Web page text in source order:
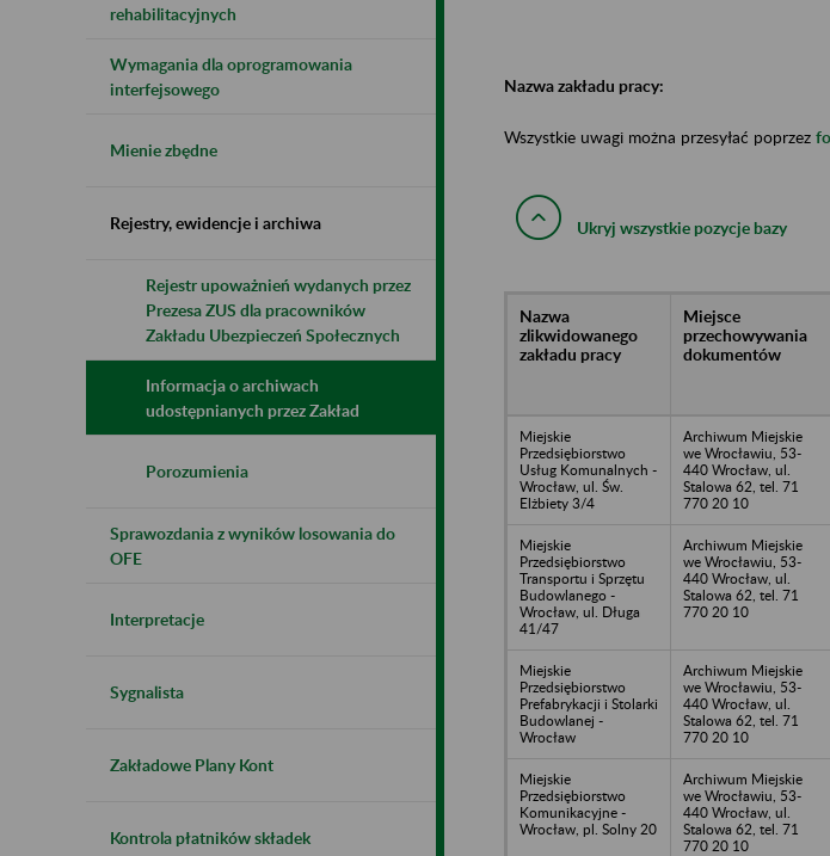
rehabilitacyjnych
Wymagania dla oprogramowania
interfejsowego
Mienie zbędne
Rejestry, ewidencje i archiwa
Rejestr upoważnień wydanych przez
Prezesa ZUS dla pracowników
Zakładu Ubezpieczeń Społecznych
Informacja o archiwach
udostępnianych przez Zakład
Porozumienia
Sprawozdania z wyników losowania do
OFE
Interpretacje
Sygnalista
Zakładowe Plany Kont
Kontrola płatników składek
Nazwa zakładu pracy:
Wszystkie uwagi można przesyłać poprzez
Ukryj wszystkie pozycje bazy
Nazwa
zlikwidowanego
zakładu pracy
Miejsce
przechowywania
dokumentów
Miejskie
Przedsiębiorstwo
Usług Komunalnych -
Wrocław, ul. Św.
Elżbiety 3/4
Archiwum Miejskie
we Wrocławiu, 53-
440 Wrocław, ul.
Stalowa 62, tel. 71
770 20 10
Miejskie
Przedsiębiorstwo
Transportu i Sprzętu
Budowlanego -
Wrocław, ul. Długa
41/47
Archiwum Miejskie
we Wrocławiu, 53-
440 Wrocław, ul.
Stalowa 62, tel. 71
770 20 10
Miejskie
Przedsiębiorstwo
Prefabrykacji i Stolarki
Budowlanej -
Wrocław
Archiwum Miejskie
we Wrocławiu, 53-
440 Wrocław, ul.
Stalowa 62, tel. 71
770 20 10
Miejskie
Przedsiębiorstwo
Komunikacyjne -
Wrocław, pl. Solny 20
Archiwum Miejskie
we Wrocławiu, 53-
440 Wrocław, ul.
Stalowa 62, tel. 71
770 20 10